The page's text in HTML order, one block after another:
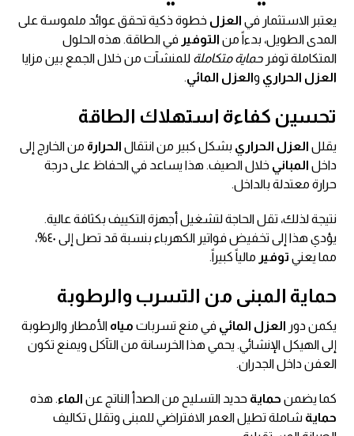
يعتبر الاستثمار في العزل خطوة ذكية تحقق عوائد ملموسة على
المدى الطويل، بدءاً من التوفير في الطاقة. هذه الحلول
المتكاملة توفرحماية متكاملة للمنشآت من خلال الجمع بين مزايا
العزل الحراري والعزل المائي.
تحسين كفاءة استهلاك الطاقة
يقلل العزل الحراري بشكل كبير من انتقال الحرارة من الخارج إلى
داخل المباني خلال الصيف. هذا يساعد في الحفاظ على درجة
حرارة معتدلة بالداخل.
نتيجة لذلك، تقل الحاجة لتشغيل أجهزة التكييف بكثافة عالية.
يؤدي هذا إلى تخفيض فواتير الكهرباء بنسبة قد تصل إلى ٤٠%،
مما يعني توفير مالياً كبيراً.
حماية المبنى من التسرب والرطوبة
يكمن دور العزل المائي في منع تسربات مياه الأمطار والرطوبة
إلى الهيكل الإنشائي. يحمي هذا الخرسانة من التآكل ويمنع تكون
العفن داخل الجدران.
كما يضمن حماية حديد التسليح من الصدأ الناتج عن الماء. هذه
حماية شاملة تطيل العمر الافتراضي للمبنى وتقلل تكاليف